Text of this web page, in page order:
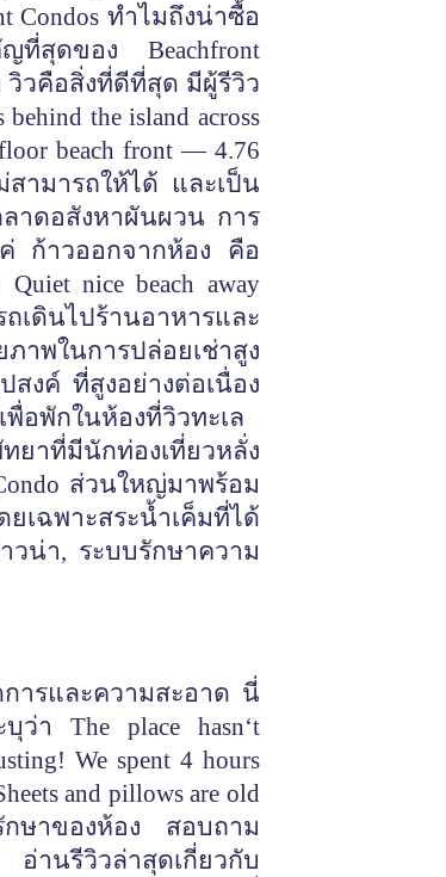
Condos ทำไมถึงน่าซื้อ
ที่สุดของ Beachfront
วิวคือสิ่งที่ดีที่สุด มีผู้รีวิว
the island across
beach front — 4.76
สามารถให้ได้ และเป็น
าดอสังหาผันผวน การ
ค่ ก้าวออกจากห้อง คือ
nice beach away
ถเดินไปร้านอาหารและ
พในการปล่อยเช่าสูง
สงค์ ที่สูงอย่างต่อเนื่อง
อพักในห้องที่วิวทะเล
าที่มีนักท่องเที่ยวหลั่ง
ส่วนใหญ่มาพร้อม
เฉพาะสระน้ำเค็มที่ได้
วน่า, ระบบรักษาความ
ารและความสะอาด นี่
ว่า The place hasn‘t
We spent 4 hours
and pillows are old
กษาของห้อง สอบถาม
อ่านรีวิวล่าสุดเกี่ยวกับ